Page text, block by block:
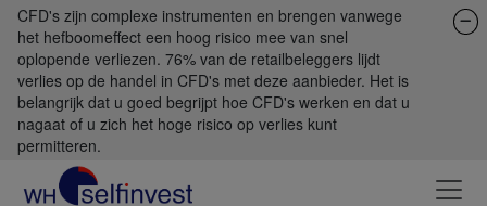
CFD's zijn complexe instrumenten en brengen vanwege
het hefboomeffect een hoog risico mee van snel
oplopende verliezen. 76% van de retailbeleggers lijdt
verlies op de handel in CFD's met deze aanbieder. Het is
belangrijk dat u goed begrijpt hoe CFD's werken en dat u
nagaat of u zich het hoge risico op verlies kunt
permitteren.